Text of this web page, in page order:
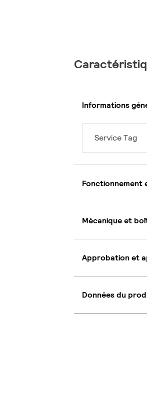
Informations
Service Tag
Mécanique et
Approbation et
Données du